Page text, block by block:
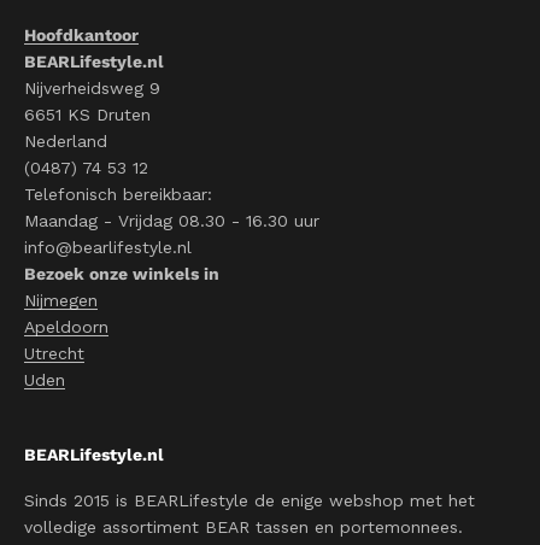
Hoofdkantoor
BEARLifestyle.nl
Nijverheidsweg 9
6651 KS Druten
Nederland
(0487) 74 53 12
Telefonisch bereikbaar:
Maandag - Vrijdag 08.30 - 16.30 uur
info@bearlifestyle.nl
Bezoek onze winkels in
Nijmegen
Apeldoorn
Utrecht
Uden
BEARLifestyle.nl
Sinds 2015 is BEARLifestyle de enige webshop met het
volledige assortiment BEAR tassen en portemonnees.